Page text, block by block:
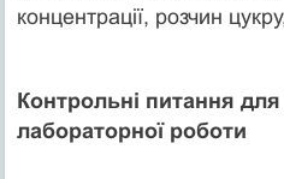
концентрації, роз­чин
Контрольні питання для
лабораторної роботи